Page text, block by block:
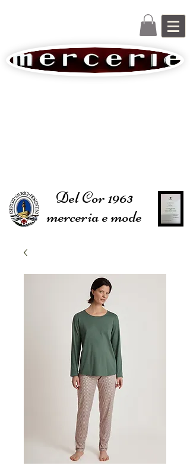
Del Cor 1963
merceria e mode